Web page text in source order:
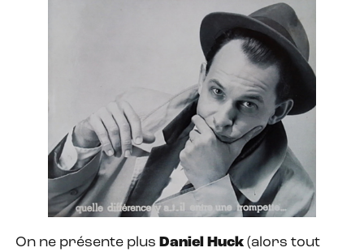
On ne présente plus Daniel Huck (alors tout